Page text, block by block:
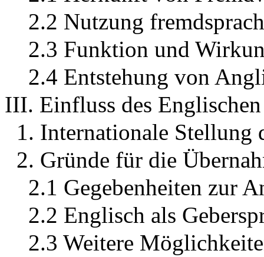
2.2 Nutzung
2.3 Funktion und
2.4 Entstehung von
III. Einfluss des
1. Internationale Stellung
2. Gründe für die
2.1 Gegebenheiten zur
2.2 Englisch als
2.3 Weitere